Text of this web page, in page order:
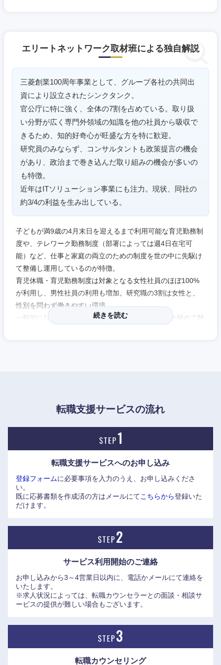
エリートネットワーク取材班による独自解説
三菱創業100周年事業として、グループ各社の共同出
資により設立されたシンクタンク。
官公庁に特に強く、全体の7割を占めている。取り扱
い分野が広く専門外領域の知識を他の社員から吸収で
きるため、知的好奇心が旺盛な方を特に歓迎。
研究員のみならず、コンサルタントも政策提言の機会
があり、政治まで巻き込んだ取り組みの機会が多いの
も特徴。
近年はITソリューション事業にも注力。現状、同社の
約3/4の利益を生み出している。
子どもが満9歳の4月末日を迎えるまで利用可能な育児勤務制
度や、テレワーク勤務制度（部署によっては週4日在宅可
能）など、仕事と家庭の両立のための制度を世の中に先駆け
て整備し運用しているのが特徴。
育児休職・育児勤務制度は対象となる女性社員のほぼ100%
が利用し、男性社員の利用も増加。研究職の3割は女性と、
性別を問わず働きやすい環境。
一般的に10％、外資系だと20％が平均の業界内では極めて離
へ歩み出す姿勢を表現している。
※（株）エリートネットワークHPに企業インタビューを掲載
しております。是非ご覧ください。
https://www.elite-network.co.jp/interview_kigyo/93.html
続きを読む
転職支援サービスの流れ
転職支援サービスへのお申し込み
登録フォームに必要事項を入力のうえ、お申し込みくださ
い。
既に応募書類を作成済の方はメールにてこちらから登録いた
だけます。
サービス利用開始のご連絡
お申し込みから3～4営業日以内に、電話かメールにて連絡を
いたします。
※求人状況によっては、転職カウンセラーとの面談・相談サ
ービスの提供が難しい場合もございます。
転職カウンセリング
中国・四国地方
岡山県 広島県
山口県